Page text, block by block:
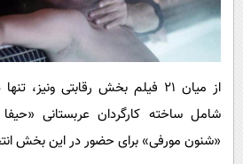
از میان ۲۱ فیلم بخش رقابتی ونیز،
شامل ساخته‌ کارگردان عربستانی
«شنون مورفی» برای حضور در این بخش